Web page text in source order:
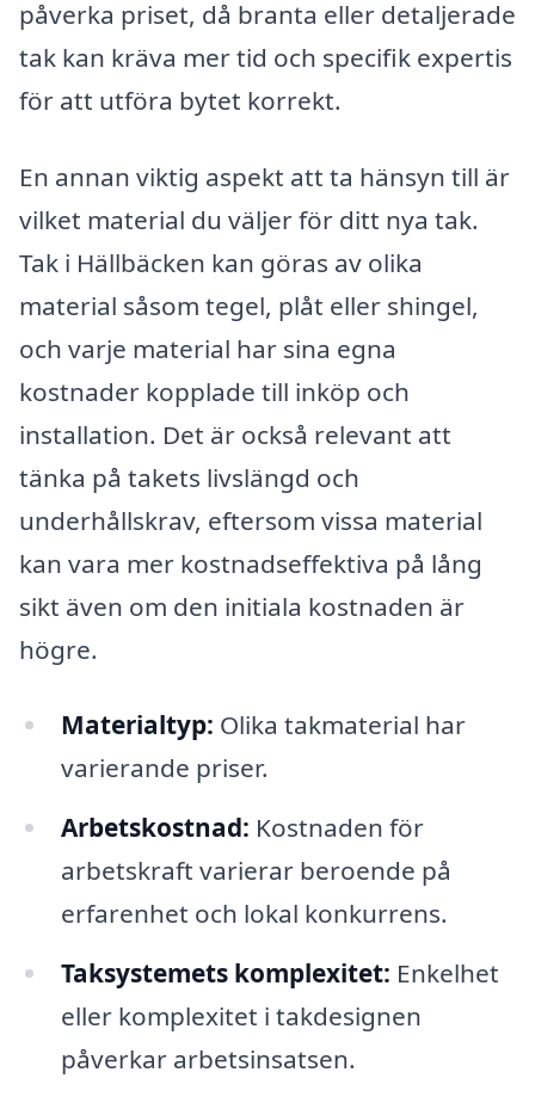
påverka priset, då branta eller detaljerade
tak kan kräva mer tid och specifik expertis
för att utföra bytet korrekt.
En annan viktig aspekt att ta hänsyn till är
vilket material du väljer för ditt nya tak.
Tak i Hällbäcken kan göras av olika
material såsom tegel, plåt eller shingel,
och varje material har sina egna
kostnader kopplade till inköp och
installation. Det är också relevant att
tänka på takets livslängd och
underhållskrav, eftersom vissa material
kan vara mer kostnadseffektiva på lång
sikt även om den initiala kostnaden är
högre.
Materialtyp: Olika takmaterial har
varierande priser.
Arbetskostnad: Kostnaden för
arbetskraft varierar beroende på
erfarenhet och lokal konkurrens.
Taksystemets komplexitet: Enkelhet
eller komplexitet i takdesignen
påverkar arbetsinsatsen.